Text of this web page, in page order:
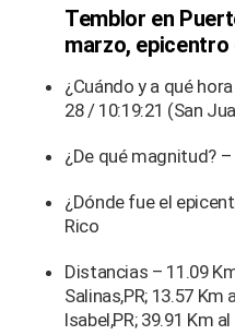
Temblor en
marzo, epicentro
¿Cuándo y a qué
28 / 10:19:21 (San
¿De qué magnitud? –
¿Dónde fue el
Rico
Distancias – 11.09
Salinas,PR; 13.57
Isabel,PR; 39.91 Km